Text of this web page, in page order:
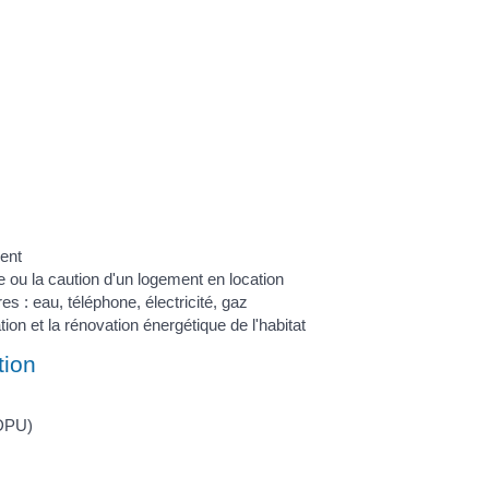
ou la caution d'un logement en location
: eau, téléphone, électricité, gaz
et la rénovation énergétique de l'habitat